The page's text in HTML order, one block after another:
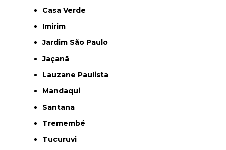
Casa Verde
Imirim
Jardim São Paulo
Jaçanã
Lauzane Paulista
Mandaqui
Santana
Tremembé
Tucuruvi